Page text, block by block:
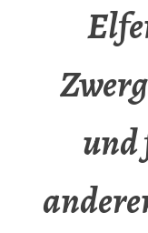
und